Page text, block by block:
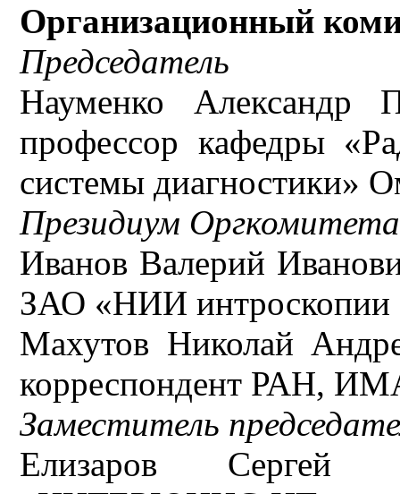
Организационный
Председатель
Науменко Александр
профессор кафедры
системы диагностики»
Президиум Оргкомитета
Иванов Валерий
ЗАО «НИИ
Махутов Николай
корреспондент РАН,
Заместитель
Елизаров